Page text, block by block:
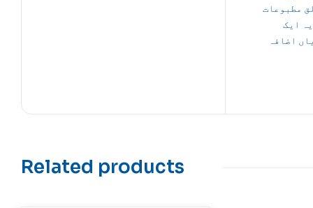
مطبوعات
ایک
اضافہ
Related products